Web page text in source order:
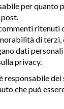
per
ritenuti
di terzi,
dati
privacy.
responsabile
che può